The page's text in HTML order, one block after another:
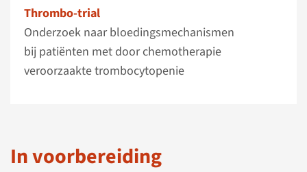
Thrombo-trial
Onderzoek naar bloedingsmechanismen
bij patiënten met door chemotherapie
veroorzaakte trombocytopenie
In voorbereiding